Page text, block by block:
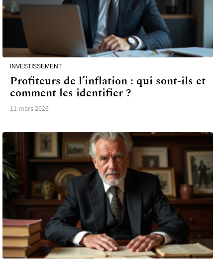
INVESTISSEMENT
Profiteurs de l’inflation : qui sont-ils et
comment les identifier ?
11 mars 2026